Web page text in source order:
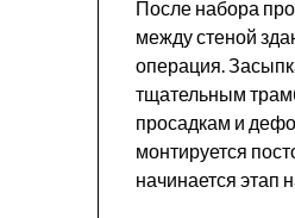
После набора
между стеной
операция.
тщательным
просадкам и
монтируется
начинается этап